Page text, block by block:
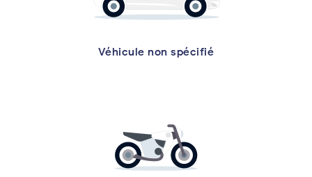
Véhicule non spécifié